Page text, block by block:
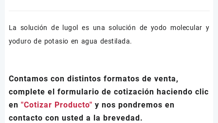
La solución de lugol es una solución de yodo molecular y
yoduro de potasio en agua destilada.
Contamos con distintos formatos de venta,
complete el formulario de cotización haciendo clic
en "Cotizar Producto" y nos pondremos en
contacto con usted a la brevedad.